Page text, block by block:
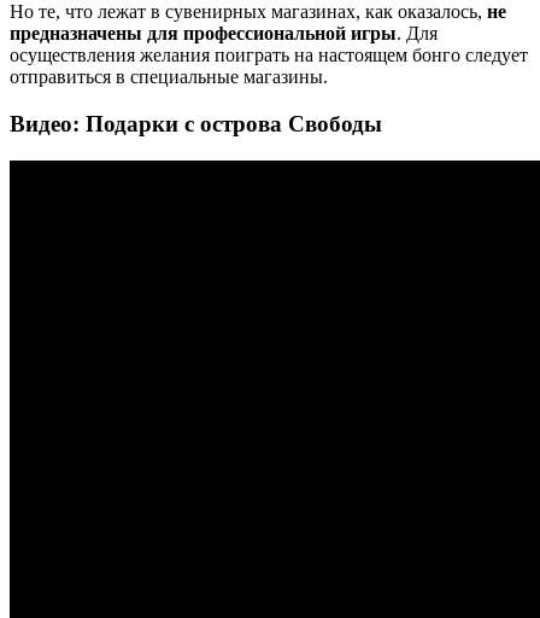
Но те, что лежат в сувенирных магазинах, как оказалось, не
предназначены для профессиональной игры. Для
осуществления желания поиграть на настоящем бонго следует
отправиться в специальные магазины.
Видео: Подарки с острова Свободы